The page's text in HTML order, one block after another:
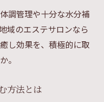
テのメリット
心も体も軽やかに
らげる習慣を作る
エステの活用術
安全性と信頼性
調管理や十分な水分補
域のエステサロンなら
し効果を、積極的に取
。
方法とは